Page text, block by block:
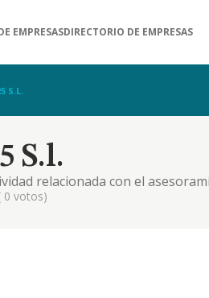
EMPRESASDIRECTORIO DE EMPRESAS
S.L.
S.l.
relacionada con el
electricidad. instalaciones
0 votos)